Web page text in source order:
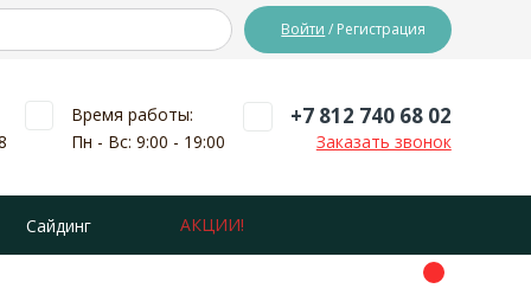
Войти / Регистрация
Время работы:
Пн - Вс: 9:00 - 19:00
+7 812 740 68 02
Заказать звонок
Сайдинг АКЦИИ!